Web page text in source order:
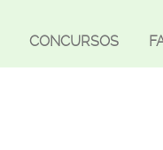
CONCURSOS